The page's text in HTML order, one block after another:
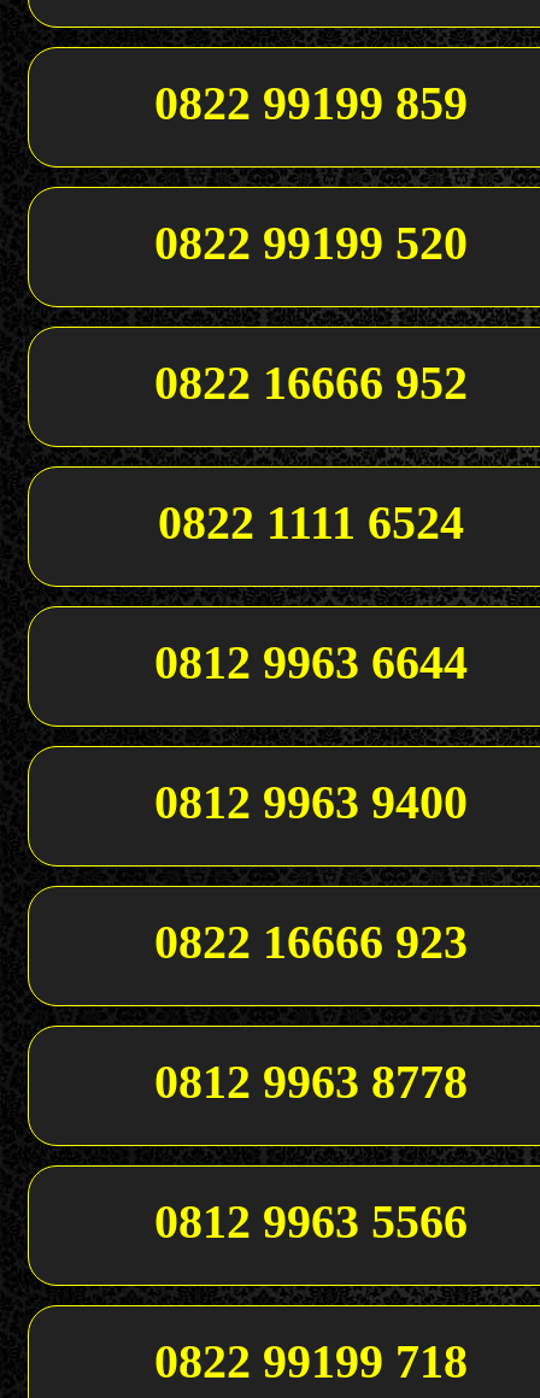
0822 99199 859
0822 99199 520
0822 16666 952
0822 1111 6524
0812 9963 6644
0812 9963 9400
0822 16666 923
0812 9963 8778
0812 9963 5566
0822 99199 718